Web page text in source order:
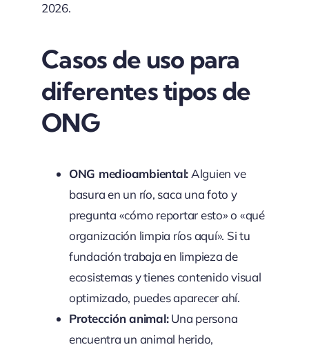
2026.
Casos de uso para
diferentes tipos de
ONG
ONG medioambiental: Alguien ve
basura en un río, saca una foto y
pregunta «cómo reportar esto» o «qué
organización limpia ríos aquí». Si tu
fundación trabaja en limpieza de
ecosistemas y tienes contenido visual
optimizado, puedes aparecer ahí.
Protección animal:Una persona
encuentra un animal herido,